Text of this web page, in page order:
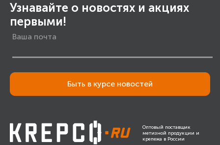
Узнавайте о новостях и акциях
первыми!
Быть в курсе новостей
Оптовый поставщик
метизной продукции и
крепежа в России